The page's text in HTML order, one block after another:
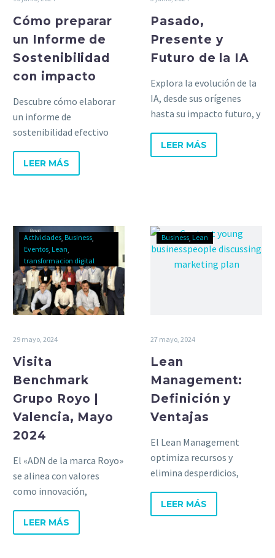
Cómo preparar
un Informe de
Sostenibilidad
con impacto
Descubre cómo elaborar
un informe de
sostenibilidad efectivo
mejora la transparencia
de tu empresa.
LEER MÁS
Pasado,
Presente y
Futuro de la IA
Explora la evolución de la
IA, desde sus orígenes
hasta su impacto futuro, y
la sociedad.
LEER MÁS
Actividades Business
Eventos Lean
transformacion digital
29 mayo, 2024
Visita
Benchmark
Grupo Royo |
Valencia, Mayo
2024
El «ADN de la marca Royo»
se alinea con valores
como innovación,
continua y espíritu de
trabajo en equipo.
LEER MÁS
Business Lean
27 mayo, 2024
Lean
Management:
Definición y
Ventajas
El Lean Management
optimiza recursos y
elimina desperdicios,
una ventaja competitiva y
excelencia operativa.
LEER MÁS